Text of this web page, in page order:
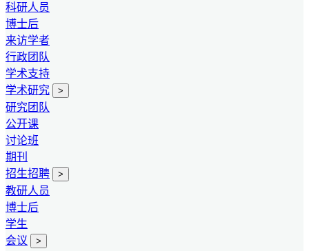
科研人员
博士后
来访学者
行政团队
学术支持
学术研究
>
研究团队
公开课
讨论班
期刊
招生招聘
>
教研人员
博士后
学生
会议
>